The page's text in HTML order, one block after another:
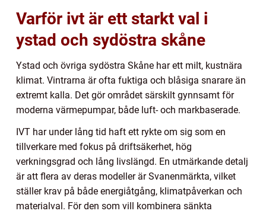
Varför ivt är ett starkt val i
ystad och sydöstra skåne
Ystad och övriga sydöstra Skåne har ett milt, kustnära
klimat. Vintrarna är ofta fuktiga och blåsiga snarare än
extremt kalla. Det gör området särskilt gynnsamt för
moderna värmepumpar, både luft- och markbaserade.
IVT har under lång tid haft ett rykte om sig som en
tillverkare med fokus på driftsäkerhet, hög
verkningsgrad och lång livslängd. En utmärkande detalj
är att flera av deras modeller är Svanenmärkta, vilket
ställer krav på både energiåtgång, klimatpåverkan och
materialval. För den som vill kombinera sänkta